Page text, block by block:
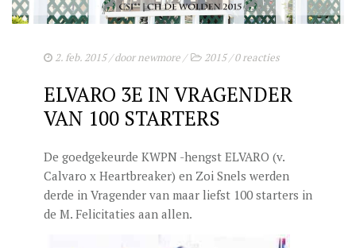
2. feb. 2015/ doornewmore/ 2015/0 reacties
ELVARO 3E IN VRAGENDER
VAN 100 STARTERS
De goedgekeurde KWPN -hengst ELVARO (v.
Calvaro x Heartbreaker) en Zoi Snels werden
derde in Vragender van maar liefst 100 starters in
de M. Felicitaties aan allen.